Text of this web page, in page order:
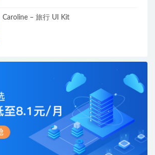
Caroline – 旅行 UI Kit